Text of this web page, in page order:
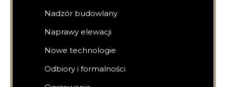
Nadzór budowlany
Naprawy elewacji
Nowe technologie
Odbiory i formalności